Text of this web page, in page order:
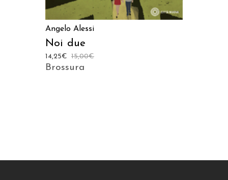
Angelo Alessi
Noi due
15,00€
14,25€
Brossura